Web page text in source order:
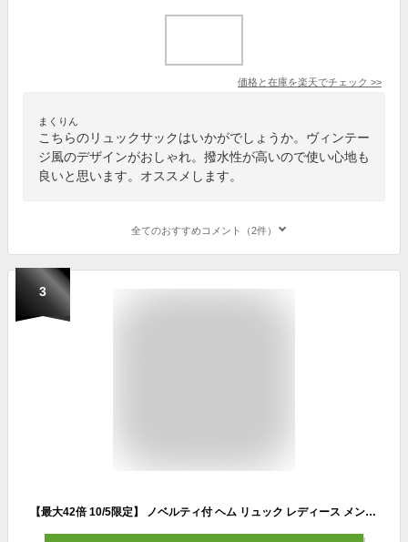
価格と在庫を楽天でチェック >>
まくりん
こちらのリュックサックはいかがでしょうか。ヴィンテー
ジ風のデザインがおしゃれ。撥水性が高いので使い心地も
良いと思います。オススメします。
全てのおすすめコメント（2件）
3
【最大42倍 10/5限定】 ノベルティ付 ヘム リュック レディース メンズ 通勤 大容量 大きめ HeM 軽量 おしゃれ 旅行 カジュアル 女子 男子 中学生 ボックス型 スクエア 32L B4 A4 撥水 PC リュックサック 学生 高校生 フェイヴ 39-718